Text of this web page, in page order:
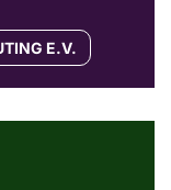
E.V.